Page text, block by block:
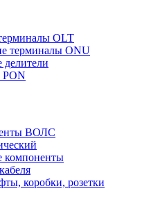
OLT
терминалы ONU
делители
PON
ВОЛС
компоненты
коробки, розетки